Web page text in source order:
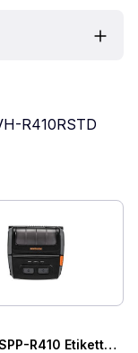
R410RSTD
R410